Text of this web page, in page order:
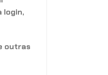
login,
outras